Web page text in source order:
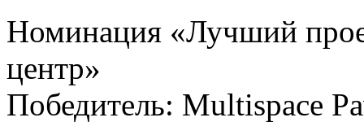
Номинация «Лучший
центр»
Победитель: Multispace